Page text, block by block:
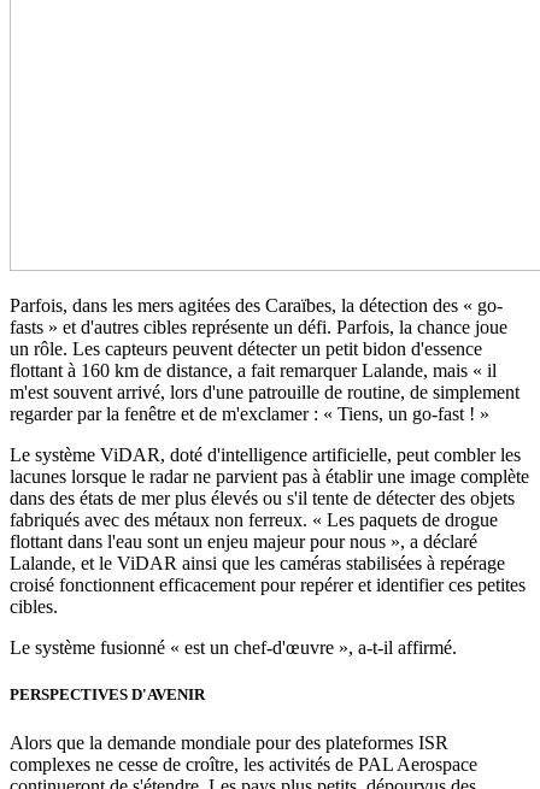
Parfois, dans les mers agitées des Caraïbes, la détection des « go-
fasts » et d'autres cibles représente un défi. Parfois, la chance joue
un rôle. Les capteurs peuvent détecter un petit bidon d'essence
flottant à 160 km de distance, a fait remarquer Lalande, mais « il
m'est souvent arrivé, lors d'une patrouille de routine, de simplement
regarder par la fenêtre et de m'exclamer : « Tiens, un go-fast ! »
Le système ViDAR, doté d'intelligence artificielle, peut combler les
lacunes lorsque le radar ne parvient pas à établir une image complète
dans des états de mer plus élevés ou s'il tente de détecter des objets
fabriqués avec des métaux non ferreux. « Les paquets de drogue
flottant dans l'eau sont un enjeu majeur pour nous », a déclaré
Lalande, et le ViDAR ainsi que les caméras stabilisées à repérage
croisé fonctionnent efficacement pour repérer et identifier ces petites
cibles.
Le système fusionné « est un chef-d'œuvre », a-t-il affirmé.
PERSPECTIVES D'AVENIR
Alors que la demande mondiale pour des plateformes ISR
complexes ne cesse de croître, les activités de PAL Aerospace